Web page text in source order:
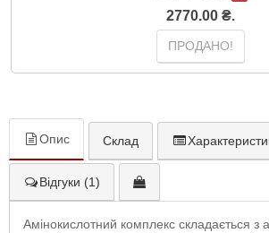
2770.00 ₴.
ПРОДАНО!
Опис Склад
Відгуки (1)
Амінокислотний комплекс складається з